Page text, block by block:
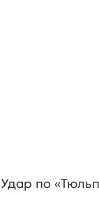
Удар по